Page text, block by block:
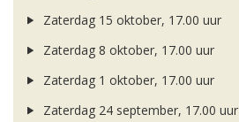
Zaterdag 15 oktober, 17.00 uur
Zaterdag 8 oktober, 17.00 uur
Zaterdag 1 oktober, 17.00 uur
Zaterdag 24 september, 17.00 uur